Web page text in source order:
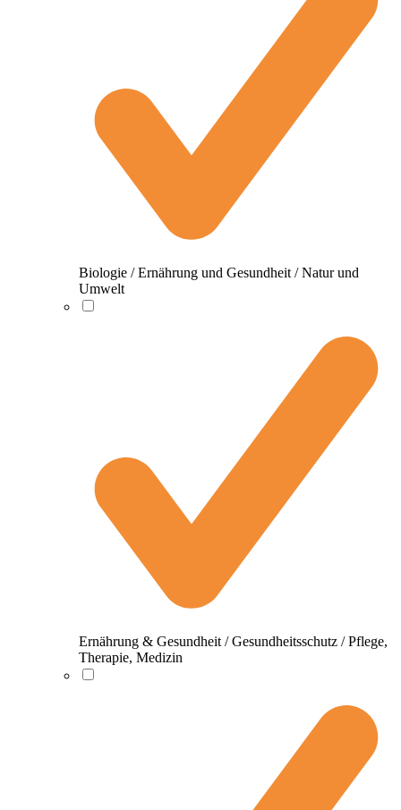
Biologie / Ernährung und Gesundheit / Natur und
Umwelt
Ernährung & Gesundheit / Gesundheitsschutz / Pflege,
Therapie, Medizin